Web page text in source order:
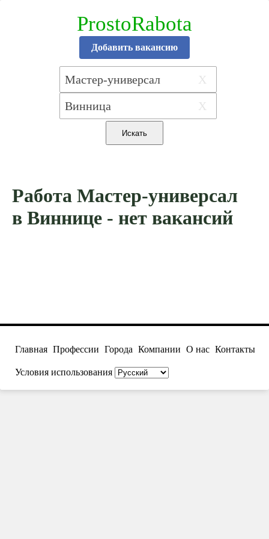
ProstoRabota
Добавить вакансию
X
X
Работа Мастер-универсал
в Виннице - нет вакансий
Главная Профессии Города Компании О нас Контакты
Условия использования